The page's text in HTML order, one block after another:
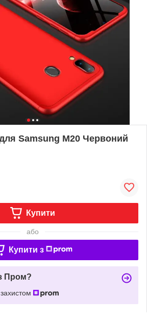
Samsung M20 Червоний
Купити
або
Купити з
Пром?